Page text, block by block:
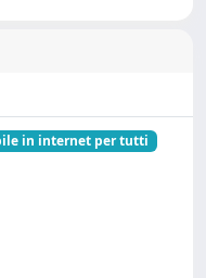
in internet per tutti